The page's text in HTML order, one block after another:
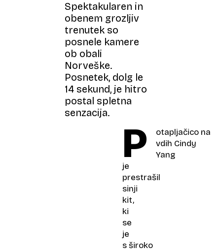
Spektakularen in
obenem grozljiv
trenutek so
posnele kamere
ob obali
Norveške.
Posnetek, dolg le
14 sekund, je hitro
postal spletna
senzacija.
P
otapljačico na
vdih Cindy
Yang
je
prestrašil
sinji
kit,
ki
se
je
s široko